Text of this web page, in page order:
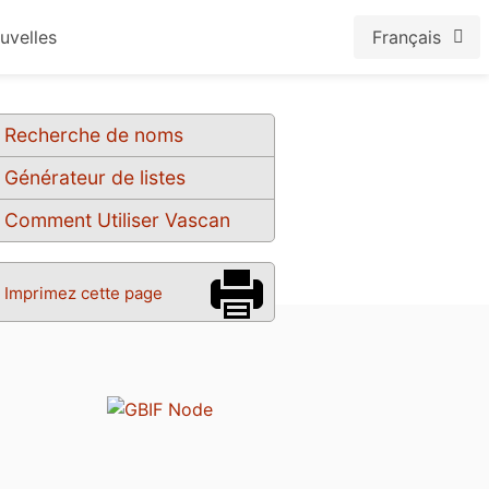
Français
Recherche de noms
Générateur de listes
Comment Utiliser Vascan
Imprimez cette page